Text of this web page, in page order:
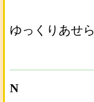
ゆっくりあせ
N